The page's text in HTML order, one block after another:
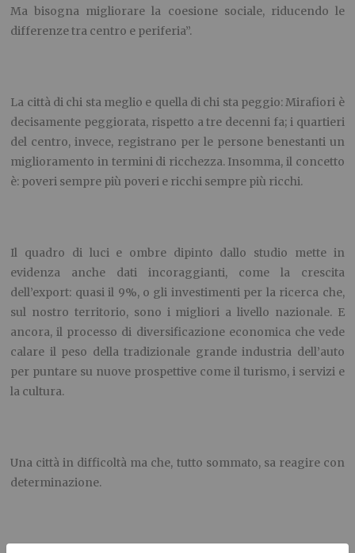
Ma bisogna migliorare la coesione sociale, riducendo le
differenze tra centro e periferia”.
La città di chi sta meglio e quella di chi sta peggio: Mirafiori è
decisamente peggiorata, rispetto a tre decenni fa; i quartieri
del centro, invece, registrano per le persone benestanti un
miglioramento in termini di ricchezza. Insomma, il concetto
è: poveri sempre più poveri e ricchi sempre più ricchi.
Il quadro di luci e ombre dipinto dallo studio mette in
evidenza anche dati incoraggianti, come la crescita
dell’export: quasi il 9%, o gli investimenti per la ricerca che,
sul nostro territorio, sono i migliori a livello nazionale. E
ancora, il processo di diversificazione economica che vede
calare il peso della tradizionale grande industria dell’auto
per puntare su nuove prospettive come il turismo, i servizi e
la cultura.
Una città in difficoltà ma che, tutto sommato, sa reagire con
determinazione.